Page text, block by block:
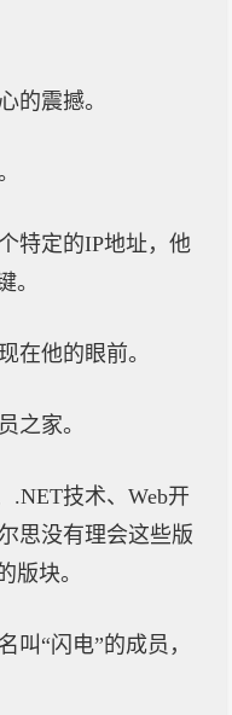
的震撼。
特定的IP地址，他
。
在他的眼前。
之家。
.NET技术、Web开
思没有理会这些版
版块。
叫“闪电”的成员，